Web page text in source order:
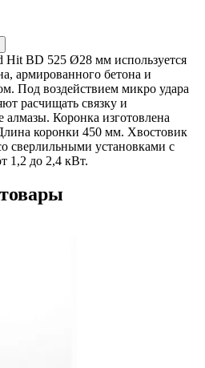
Hit BD 525 Ø28 мм используется
армированного бетона и
Под воздействием микро удара
расчищать связку и
Коронка изготовлена
коронки 450 мм. Хвостовик
сверлильными установками с
1,2 до 2,4 кВт.